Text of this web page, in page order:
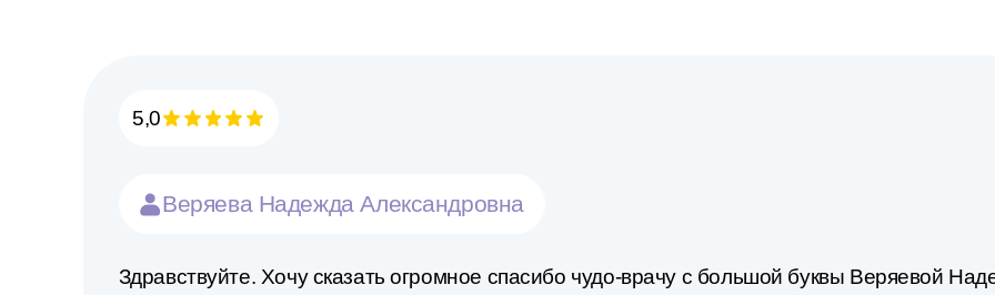
5,0
Веряева Надежда Александровна
Здравствуйте. Хочу сказать огромное спасибо чудо-врачу с большой буквы Веряевой